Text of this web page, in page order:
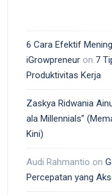
6 Cara Efektif
iGrowpreneur on 7
Produktivitas Kerja
Zaskya Ridwania
ala Millennials”
Kini)
Audi Rahmantio on
Percepatan yang